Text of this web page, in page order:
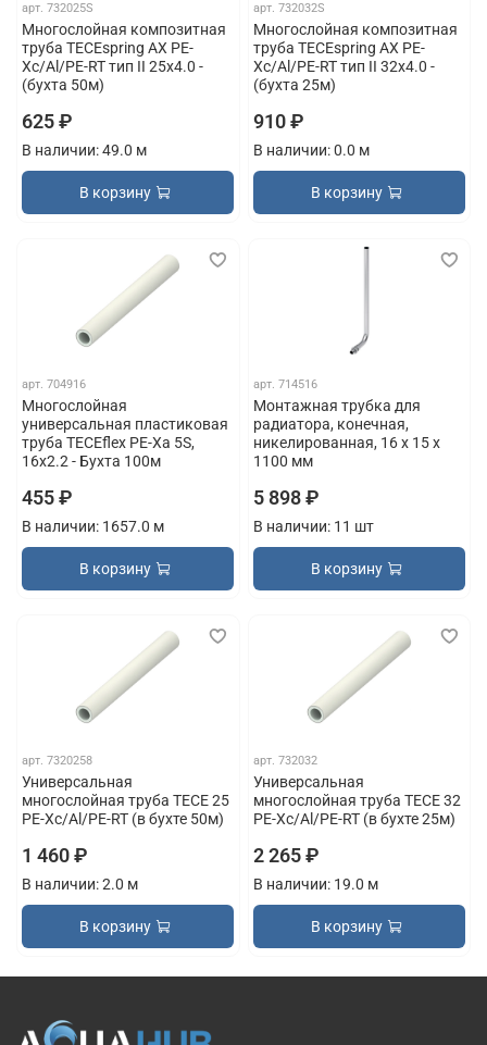
арт.732025S
Многослойная композитная
труба TECEspring AX PE-
Xc/Al/PE-RT тип II 25x4.0 -
(бухта 50м)
625 ₽
В наличии: 49.0 м
В корзину
арт. 732032S
Многослойная композитная
труба TECEspring AX PE-
Xc/Al/PE-RT тип II 32x4.0 -
(бухта 25м)
910 ₽
В наличии: 0.0 м
В корзину
арт.704916
Многослойная
универсальная пластиковая
труба TECEflex PE-Xa 5S,
16х2.2 - Бухта 100м
455 ₽
В наличии: 1657.0 м
В корзину
арт. 714516
Монтажная трубка для
радиатора, конечная,
никелированная, 16 х 15 х
1100 мм
5 898 ₽
В наличии: 11 шт
В корзину
арт.7320258
Универсальная
многослойная труба TECE 25
PE-Xc/Al/PE-RT (в бухте 50м)
1 460 ₽
В наличии: 2.0 м
В корзину
арт. 732032
Универсальная
многослойная труба TECE 32
PE-Xc/Al/PE-RT (в бухте 25м)
2 265 ₽
В наличии: 19.0 м
В корзину